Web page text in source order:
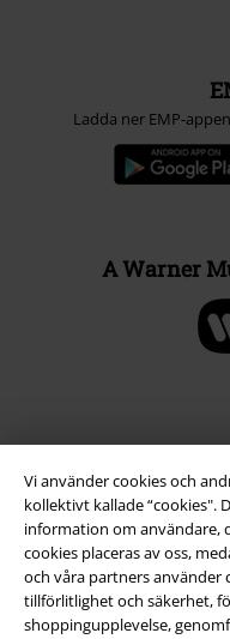
Vi använder cookies och
kollektivt kallade “cookies".
information om användare,
cookies placeras av oss,
och våra partners använder
tillförlitlighet och säkerhet,
shoppingupplevelse,
Ladda ner EMP-
A Warner
Juridisk